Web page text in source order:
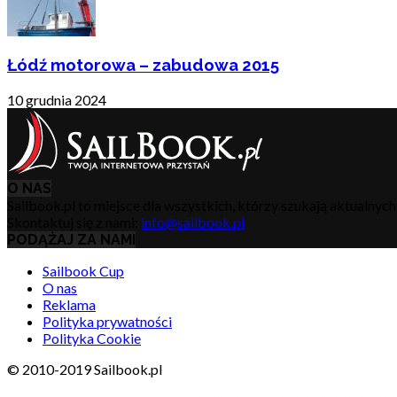
Łódź motorowa – zabudowa 2015
10 grudnia 2024
O NAS
info@sailbook.pl
PODĄŻAJ ZA NAMI
Sailbook Cup
O nas
Reklama
Polityka prywatności
Polityka Cookie
© 2010-2019 Sailbook.pl